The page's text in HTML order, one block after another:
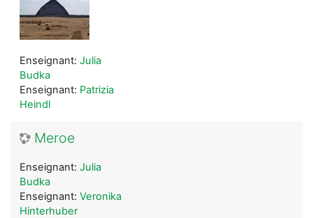
Enseignant: Julia
Budka
Enseignant: Patrizia
Heindl
Meroe
Enseignant: Julia
Budka
Enseignant: Veronika
Hinterhuber